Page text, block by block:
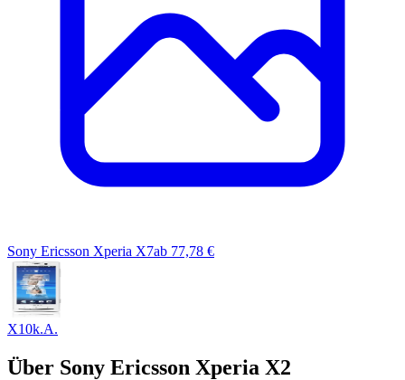
Sony Ericsson Xperia X7ab 77,78 €
X10k.A.
Über Sony Ericsson Xperia X2